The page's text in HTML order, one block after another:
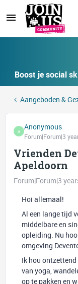
Boost je social
Aangeboden &
A Anonymous
Forum|Forum|3
Vrienden
Apeldoorn
Forum|Forum|3
Hoi allemaal!
Al een lange tijd
middelbare en
opleiding. Nu
omgeving
Ik hou
van yoga,
op te pakken en